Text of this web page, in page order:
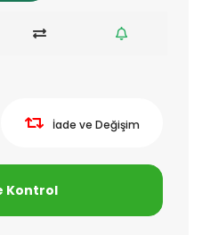
İade ve Değişim
Kontrol